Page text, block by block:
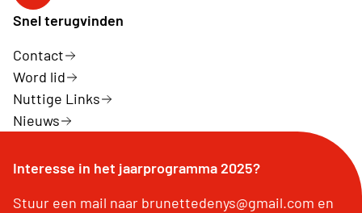
Snel terugvinden
Contact
Word lid
Nuttige Links
Nieuws
Interesse in het jaarprogramma 2025?
Stuur een mail naar brunettedenys@gmail.com en